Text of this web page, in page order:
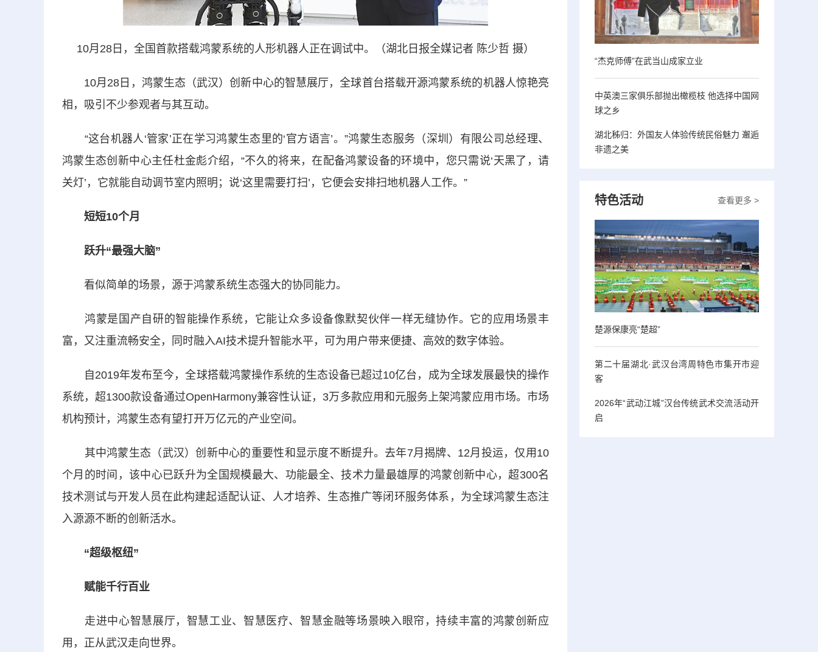
10月28日，全国首款搭载鸿蒙系统的人形机器人正在调试中。（湖北日报全媒记者 陈少哲 摄）
10月28日，鸿蒙生态（武汉）创新中心的智慧展厅，全球首台搭载开源鸿蒙系统的机器人惊艳亮
相，吸引不少参观者与其互动。
“这台机器人‘管家’正在学习鸿蒙生态里的‘官方语言’。”鸿蒙生态服务（深圳）有限公司总经理、
鸿蒙生态创新中心主任杜金彪介绍，“不久的将来，在配备鸿蒙设备的环境中，您只需说‘天黑了，请
关灯’，它就能自动调节室内照明；说‘这里需要打扫’，它便会安排扫地机器人工作。”
短短10个月
跃升“最强大脑”
看似简单的场景，源于鸿蒙系统生态强大的协同能力。
鸿蒙是国产自研的智能操作系统，它能让众多设备像默契伙伴一样无缝协作。它的应用场景丰
富，又注重流畅安全，同时融入AI技术提升智能水平，可为用户带来便捷、高效的数字体验。
自2019年发布至今，全球搭载鸿蒙操作系统的生态设备已超过10亿台，成为全球发展最快的操作
系统，超1300款设备通过OpenHarmony兼容性认证，3万多款应用和元服务上架鸿蒙应用市场。市场
机构预计，鸿蒙生态有望打开万亿元的产业空间。
其中鸿蒙生态（武汉）创新中心的重要性和显示度不断提升。去年7月揭牌、12月投运，仅用10
个月的时间，该中心已跃升为全国规模最大、功能最全、技术力量最雄厚的鸿蒙创新中心，超300名
技术测试与开发人员在此构建起适配认证、人才培养、生态推广等闭环服务体系，为全球鸿蒙生态注
入源源不断的创新活水。
“超级枢纽”
赋能千行百业
走进中心智慧展厅，智慧工业、智慧医疗、智慧金融等场景映入眼帘，持续丰富的鸿蒙创新应
用，正从武汉走向世界。
“杰克师傅”在武当山成家立业
中英澳三家俱乐部抛出橄榄枝 他选择中国网
球之乡
湖北秭归：外国友人体验传统民俗魅力 邂逅
非遗之美
查看更多 >
特色活动
楚源保康亮“楚超”
第二十届湖北·武汉台湾周特色市集开市迎
客
2026年“武动江城”汉台传统武术交流活动开
启